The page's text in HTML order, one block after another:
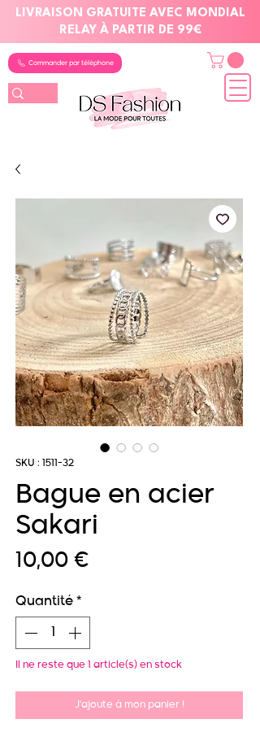
LIVRAISON GRATUITE AVEC MONDIAL
RELAY À PARTIR DE 99€
Commander par téléphone
SKU : 1511-32
Bague en acier
Sakari
10,00 €Prix
Quantité *
Il ne reste que 1 article(s) en stock
J'ajoute à mon panier !